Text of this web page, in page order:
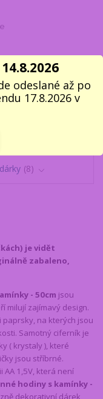
8
je vidět
zabaleno,
- 50cm jsou
milují zajímavý design.
na kterých jsou
Samotný ciferník je
( krystaly ), které
jsou stříbrné.
1,5V, která není
hodiny s kamínky -
dekorativní dárek
odeslané až po
17.8.2026 v